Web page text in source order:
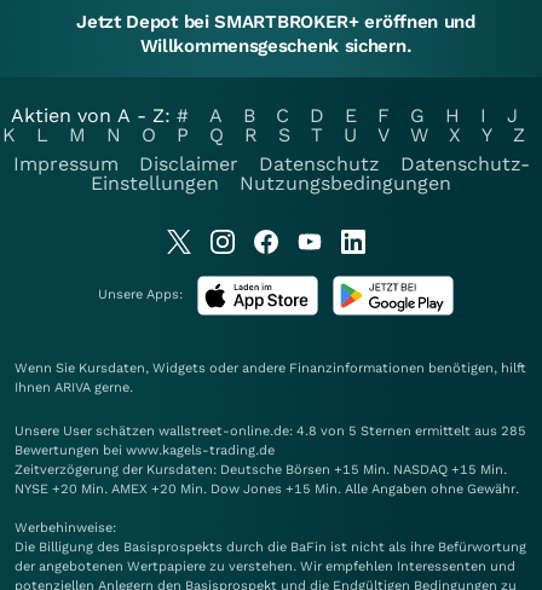
Jetzt Depot bei SMARTBROKER+ eröffnen und
Willkommensgeschenk sichern.
Aktien von A - Z: # A B C D E F G H I
J
K
L M N O P Q R S T U V W X Y
Z
Impressum
Disclaimer Datenschutz
Datenschutz-
Einstellungen
Nutzungsbedingungen
Unsere Apps:
Wenn Sie Kursdaten, Widgets oder andere Finanzinformationen benötigen, hilft
Ihnen ARIVA gerne.
Unsere User schätzen wallstreet-online.de: 4.8 von 5 Sternen ermittelt aus 285
Bewertungen bei www.kagels-trading.de
Zeitverzögerung der Kursdaten: Deutsche Börsen +15 Min. NASDAQ +15 Min.
NYSE +20 Min. AMEX +20 Min. Dow Jones +15 Min. Alle Angaben ohne Gewähr.
Werbehinweise:
Die Billigung des Basisprospekts durch die BaFin ist nicht als ihre Befürwortung
der angebotenen Wertpapiere zu verstehen. Wir empfehlen Interessenten und
potenziellen Anlegern den Basisprospekt und die Endgültigen Bedingungen zu